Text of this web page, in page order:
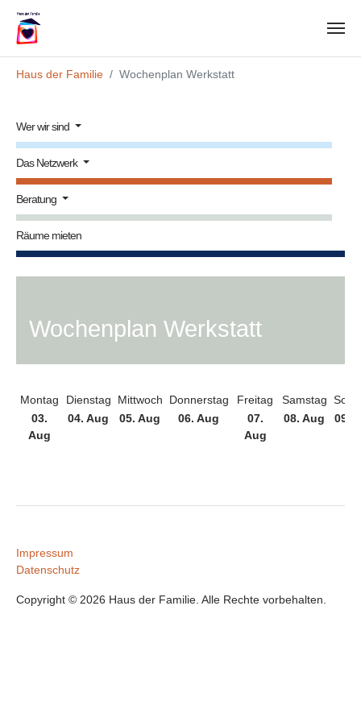
Haus der Familie
Wochenplan Werkstatt
Wer wir sind
Das Netzwerk
Beratung
Räume mieten
Wochenplan Werkstatt
Montag
03.
Aug
Dienstag
04. Aug
Mittwoch
05. Aug
Donnerstag
06. Aug
Freitag
07.
Aug
Samstag
08. Aug
09.
Impressum
Datenschutz
Copyright © 2026 Haus der Familie. Alle Rechte vorbehalten.